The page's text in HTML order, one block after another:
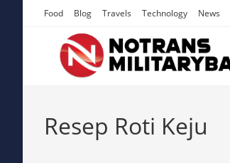
Food Blog Travels Technology News
Resep Roti Keju